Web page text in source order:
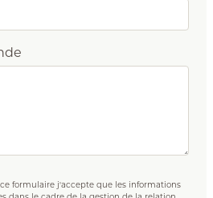
formulaire j'accepte que les informations